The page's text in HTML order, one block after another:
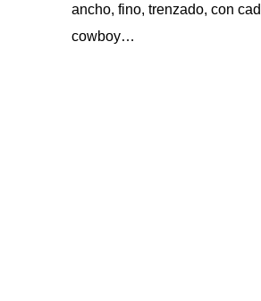
ancho, fino, trenzado, con
cowboy…